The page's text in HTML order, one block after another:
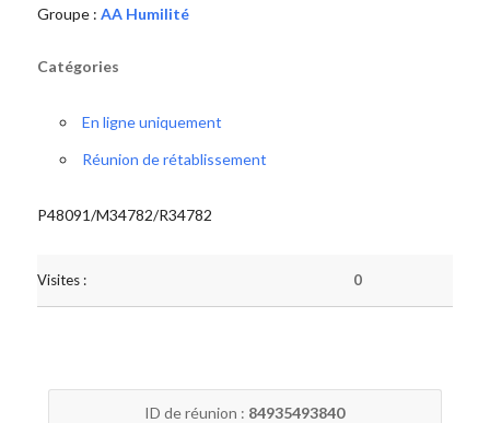
Groupe : AA Humilité
Catégories
En ligne uniquement
Réunion de rétablissement
P48091/M34782/R34782
Visites : 0
ID de réunion : 84935493840